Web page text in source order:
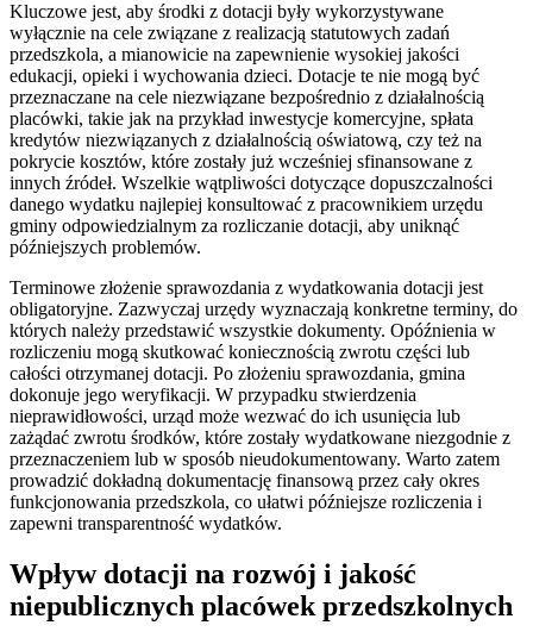
Kluczowe jest, aby środki z dotacji były wykorzystywane
wyłącznie na cele związane z realizacją statutowych zadań
przedszkola, a mianowicie na zapewnienie wysokiej jakości
edukacji, opieki i wychowania dzieci. Dotacje te nie mogą być
przeznaczane na cele niezwiązane bezpośrednio z działalnością
placówki, takie jak na przykład inwestycje komercyjne, spłata
kredytów niezwiązanych z działalnością oświatową, czy też na
pokrycie kosztów, które zostały już wcześniej sfinansowane z
innych źródeł. Wszelkie wątpliwości dotyczące dopuszczalności
danego wydatku najlepiej konsultować z pracownikiem urzędu
gminy odpowiedzialnym za rozliczanie dotacji, aby uniknąć
późniejszych problemów.
Terminowe złożenie sprawozdania z wydatkowania dotacji jest
obligatoryjne. Zazwyczaj urzędy wyznaczają konkretne terminy, do
których należy przedstawić wszystkie dokumenty. Opóźnienia w
rozliczeniu mogą skutkować koniecznością zwrotu części lub
całości otrzymanej dotacji. Po złożeniu sprawozdania, gmina
dokonuje jego weryfikacji. W przypadku stwierdzenia
nieprawidłowości, urząd może wezwać do ich usunięcia lub
zażądać zwrotu środków, które zostały wydatkowane niezgodnie z
przeznaczeniem lub w sposób nieudokumentowany. Warto zatem
prowadzić dokładną dokumentację finansową przez cały okres
funkcjonowania przedszkola, co ułatwi późniejsze rozliczenia i
zapewni transparentność wydatków.
Wpływ dotacji na rozwój i jakość
niepublicznych placówek przedszkolnych